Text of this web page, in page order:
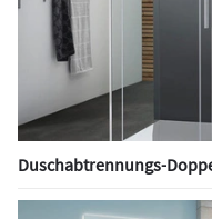
Duschabtrennungs-